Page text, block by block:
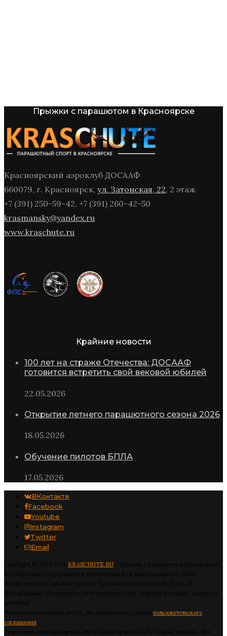
Прыжки с парашютом в Красноярске
Красноярский аэроклуб ДОСААФ
660079, г. Красноярск, ул. Затонская, 22, 2 этаж
+7 (391) 250-59-42, +7 (391) 260-42-50
krasmansky@yandex.ru
www.kraschute.ru
Крайние новости
100 лет на страже Отечества: ДОСААФ
готовится встретить свой вековой юбилей
22.05.2026
Открытие летнего парашютного сезона 2026
18.05.2026
Обучение пилотов БПЛА
17.05.2026
ВКонтакте
Facebook
Youtube
Instagram
Twitter
Email
KRASCHUTE.RU
пользовательского
соглашения